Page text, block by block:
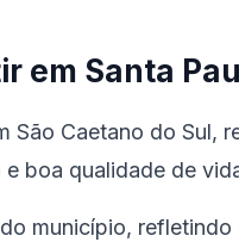
em Santa
São Caetano do Sul,
boa qualidade de
município,